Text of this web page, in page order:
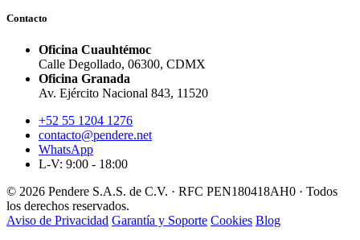
Contacto
Oficina Cuauhtémoc
Calle Degollado, 06300, CDMX
Oficina Granada
Av. Ejército Nacional 843, 11520
+52 55 1204 1276
contacto@pendere.net
WhatsApp
L-V: 9:00 - 18:00
© 2026 Pendere S.A.S. de C.V. · RFC PEN180418AH0 · Todos
los derechos reservados.
Aviso de Privacidad Garantía y Soporte Cookies Blog